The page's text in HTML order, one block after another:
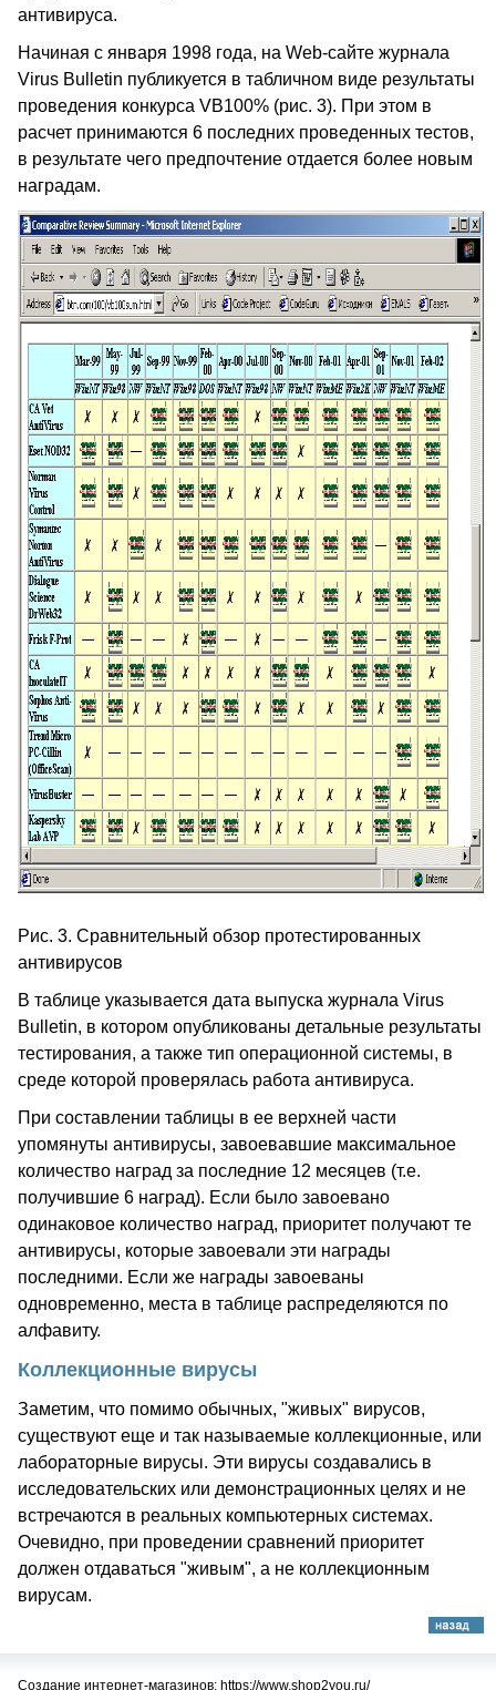
антивируса.
Начиная с января 1998 года, на Web-сайте журнала
Virus Bulletin публикуется в табличном виде результаты
проведения конкурса VB100% (рис. 3). При этом в
расчет принимаются 6 последних проведенных тестов,
в результате чего предпочтение отдается более новым
наградам.
Рис. 3. Сравнительный обзор протестированных
антивирусов
В таблице указывается дата выпуска журнала Virus
Bulletin, в котором опубликованы детальные результаты
тестирования, а также тип операционной системы, в
среде которой проверялась работа антивируса.
При составлении таблицы в ее верхней части
упомянуты антивирусы, завоевавшие максимальное
количество наград за последние 12 месяцев (т.е.
получившие 6 наград). Если было завоевано
одинаковое количество наград, приоритет получают те
антивирусы, которые завоевали эти награды
последними. Если же награды завоеваны
одновременно, места в таблице распределяются по
алфавиту.
Коллекционные вирусы
Заметим, что помимо обычных, "живых" вирусов,
существуют еще и так называемые коллекционные, или
лабораторные вирусы. Эти вирусы создавались в
исследовательских или демонстрационных целях и не
встречаются в реальных компьютерных системах.
Очевидно, при проведении сравнений приоритет
должен отдаваться "живым", а не коллекционным
вирусам.
Создание интернет-магазинов: https://www.shop2you.ru/